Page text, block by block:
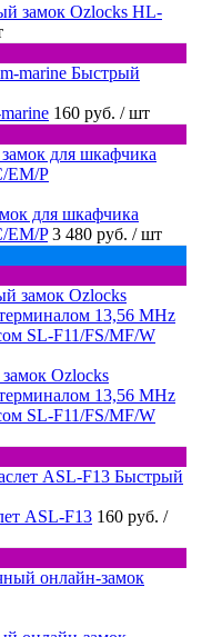
замок Ozlocks HL-
Быстрый
160 руб. / шт
для шкафчика
EM/P 3 480 руб. / шт
Ozlocks
13,56 MHz
SL-F11/FS/MF/W
Быстрый
ASL-F13 160 руб. /